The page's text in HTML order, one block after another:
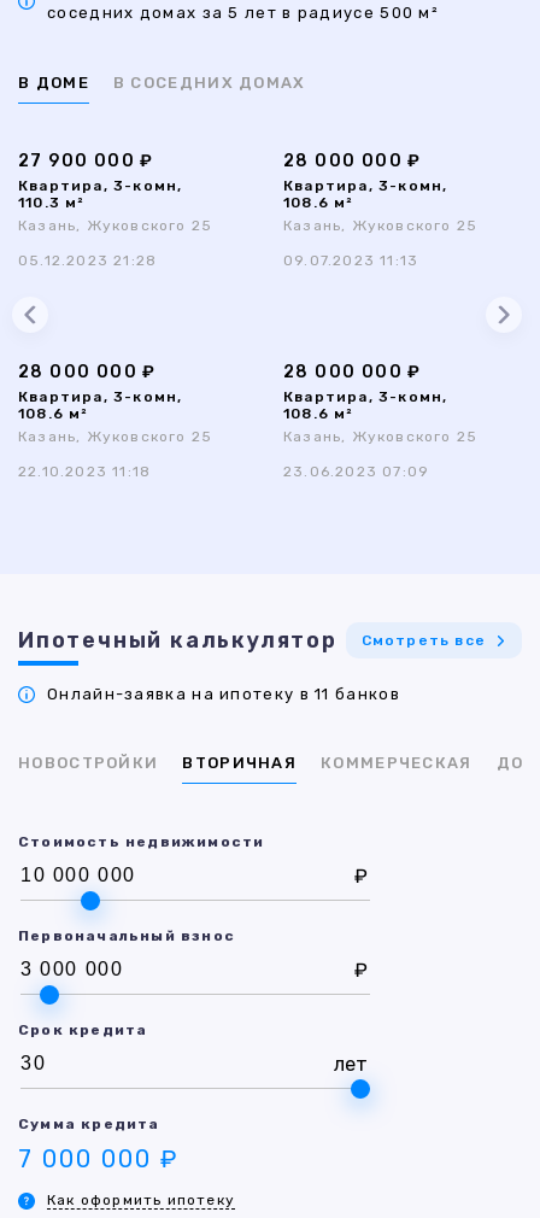
соседних домах за 5 лет в радиусе 500 м²
В ДОМЕ В СОСЕДНИХ ДОМАХ
27 900 000 ₽
Квартира, 3-комн,
110.3 м²
Казань, Жуковского 25
05.12.2023 21:28
28 000 000 ₽
Квартира, 3-комн,
108.6 м²
Казань, Жуковского 25
09.07.2023 11:13
28 000 000 ₽
Квартира, 3-комн,
108.6 м²
Казань, Жуковского 25
22.10.2023 11:18
28 000 000 ₽
Квартира, 3-комн,
108.6 м²
Казань, Жуковского 25
23.06.2023 07:09
Ипотечный калькулятор Смотреть все
Онлайн-заявка на ипотеку в 11 банков
НОВОСТРОЙКИ ВТОРИЧНАЯ КОММЕРЧЕСКАЯ ДОМ
Стоимость недвижимости
₽
Первоначальный взнос
₽
Срок кредита
лет
Сумма кредита
7 000 000 ₽
Как оформить ипотеку